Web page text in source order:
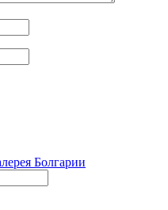
Болгарии